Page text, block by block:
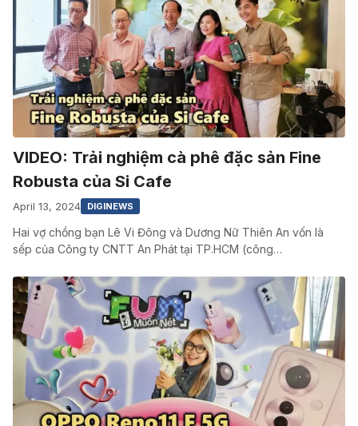
VIDEO: Trải nghiệm cà phê đặc sản Fine
Robusta của Si Cafe
April 13, 2024 DIGINEWS
Hai vợ chồng bạn Lê Vi Đông và Dương Nữ Thiên An vốn là
sếp của Công ty CNTT An Phát tại TP.HCM (công…